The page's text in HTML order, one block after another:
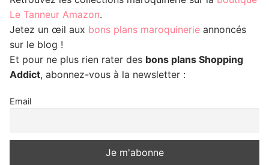
Le Tanneur Amazon.
Jetez un œil aux bons plans maroquinerie annoncés
sur le blog !
Et pour ne plus rien rater des bons plans Shopping
Addict, abonnez-vous à la newsletter :
Email